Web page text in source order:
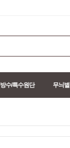
방수/특수원단 무늬별